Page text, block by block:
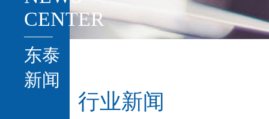
CENTER
东泰
新闻
行业新闻